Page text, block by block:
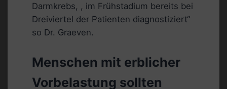
Darmkrebs, , im Frühstadium bereits bei
Dreiviertel der Patienten diagnostiziert“
so Dr. Graeven.
Menschen mit erblicher
Vorbelastung sollten